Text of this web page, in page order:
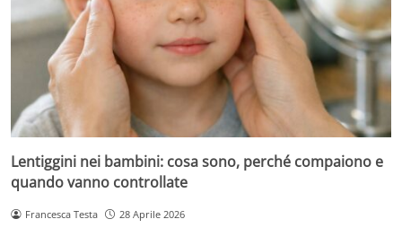
Lentiggini nei bambini: cosa sono, perché compaiono e
quando vanno controllate
Francesca Testa 28 Aprile 2026